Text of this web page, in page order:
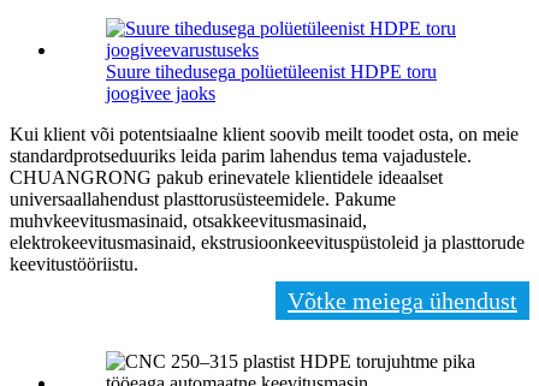
Suure tihedusega polüetüleenist HDPE toru
joogivee jaoks
Kui klient või potentsiaalne klient soovib meilt toodet osta, on meie
standardprotseduuriks leida parim lahendus tema vajadustele.
CHUANGRONG pakub erinevatele klientidele ideaalset
universaallahendust plasttorusüsteemidele. Pakume
muhvkeevitusmasinaid, otsakkeevitusmasinaid,
elektrokeevitusmasinaid, ekstrusioonkeevituspüstoleid ja plasttorude
keevitustööriistu.
Võtke meiega ühendust